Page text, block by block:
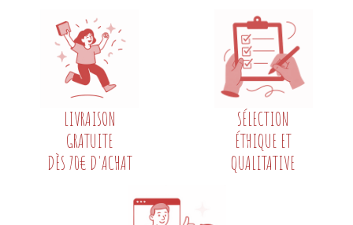
LIVRAISON
GRATUITE
DÈS 70€ D'ACHAT
SÉLECTION
ÉTHIQUE ET
QUALITATIVE